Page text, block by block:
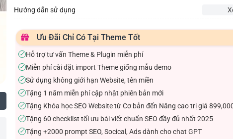
Hướng dẫn sử dụng
Ưu Đãi Chỉ Có Tại Theme Tốt
✓Hỗ trợ tư vấn Theme & Plugin miễn phí
✓Miễn phí cài đặt import Theme giống mẫu demo
✓Sử dụng không giới hạn Website, tên miền
✓Tặng 1 năm miễn phí cập nhật phiên bản mới
✓Tặng Khóa học SEO Website từ Cơ bản đến Nâng cao trị giá
✓Tặng 60 checklist tối ưu bài viết chuẩn SEO đầy đủ nhất 2025
✓Tặng +2000 prompt SEO, Socical, Ads dành cho chat GPT